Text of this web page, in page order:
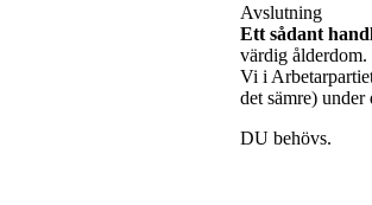
Avslutning
Ett sådant
värdig ålderdom.
Vi i
det sämre) under
DU behövs.